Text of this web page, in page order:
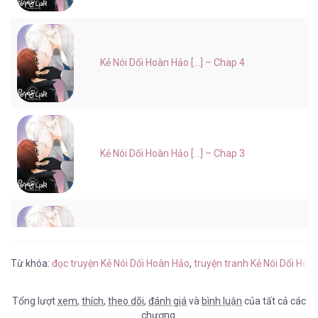
Kẻ Nói Dối Hoàn Hảo [...] – Chap 4
Kẻ Nói Dối Hoàn Hảo [...] – Chap 3
Từ khóa: đọc truyện Kẻ Nói Dối Hoàn Hảo, truyện tranh Kẻ Nói Dối
Tổng lượtxem, thích, theo dõi, đánh giá và bình luận của tất cả các
chương.